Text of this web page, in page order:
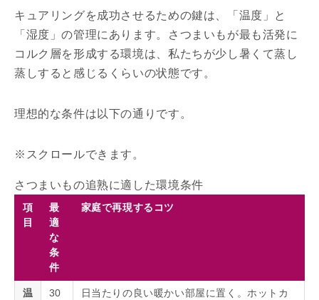
キュアリングを成功させるための鍵は、「温度」と
「湿度」の管理にあります。さつまいもが最も活発に
コルク層を形成する環境は、私たちが少し暑くて蒸し
蒸しすると感じるくらいの状態です。
理想的な条件は以下の通りです。
さつまいもの追熟に適した環境条件
項
目
最
適
な
条
件
家庭で再現するコツ
温
30
日当たりの良い暖かい部屋に置く。ホットカ